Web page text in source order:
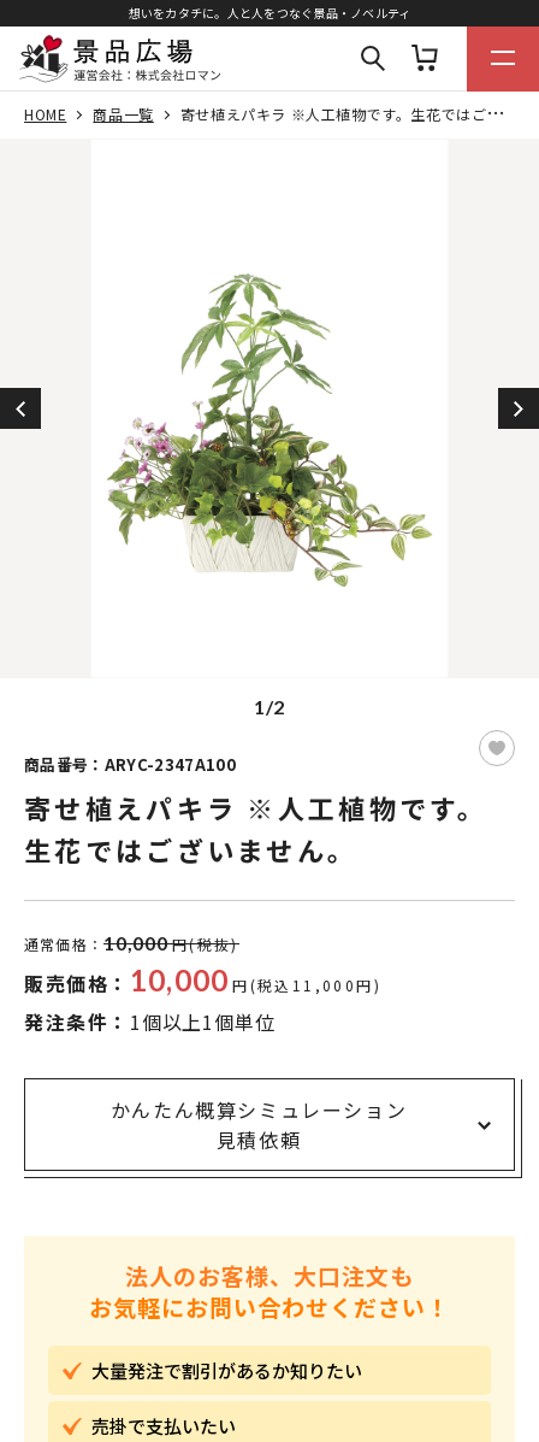
想いをカタチに。人と人をつなぐ景品・ノベルティ
HOME 商品一覧 寄せ植えパキラ ※人工植物です。生花ではございません。
1/2
商品番号：ARYC-2347A100
寄せ植えパキラ ※人工植物です。
生花ではございません。
通常価格： 10,000円(税抜)
販売価格： 10,000 円(税込11,000円)
発注条件： 1個以上1個単位
かんたん概算シミュレーション
見積依頼
法人のお客様、大口注文も
お気軽にお問い合わせください！
大量発注で割引があるか知りたい
売掛で支払いたい